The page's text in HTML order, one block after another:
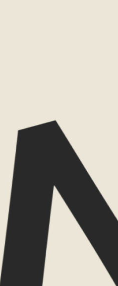
was. Het is geen
langer voelbaar was. Een
voor detail en ruimte voor
vooral wat ik niet meer
Goud & Kobalt hielpen
scherp, en vingen de
altijd al was.
de visie erachter is ontstaan.